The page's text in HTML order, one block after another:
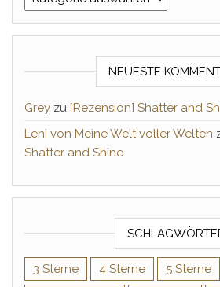
NEUESTE
Grey zu [Rezension] Shatter and
Leni von Meine Welt voller Welten
Shatter and Shine
3 Sterne 4 Sterne 5 Sterne